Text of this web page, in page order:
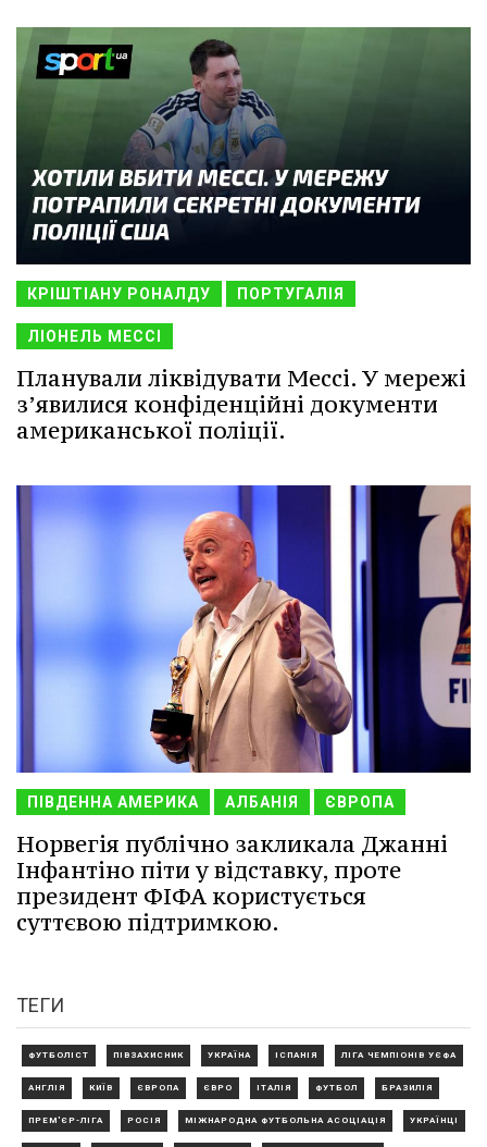
КРІШТІАНУ РОНАЛДУ ПОРТУГАЛІЯ
ЛІОНЕЛЬ МЕССІ
Планували ліквідувати Мессі. У мережі
з’явилися конфіденційні документи
американської поліції.
ПІВДЕННА АМЕРИКА АЛБАНІЯ ЄВРОПА
Норвегія публічно закликала Джанні
Інфантіно піти у відставку, проте
президент ФІФА користується
суттєвою підтримкою.
ТЕГИ
ФУТБОЛІСТ ПІВЗАХИСНИК УКРАЇНА ІСПАНІЯ ЛІГА ЧЕМПІОНІВ УЄФА
АНГЛІЯ КИЇВ ЄВРОПА ЄВРО ІТАЛІЯ ФУТБОЛ БРАЗИЛІЯ
ПРЕМ'ЄР-ЛІГА РОСІЯ МІЖНАРОДНА ФУТБОЛЬНА АСОЦІАЦІЯ УКРАЇНЦІ